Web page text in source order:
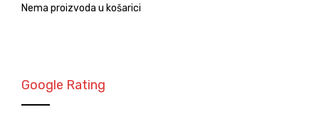
Nema proizvoda u košarici
Google Rating